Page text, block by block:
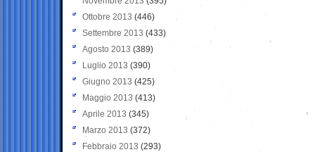
Ottobre 2013 (446)
Settembre 2013 (433)
Agosto 2013 (389)
Luglio 2013 (390)
Giugno 2013 (425)
Maggio 2013 (413)
Aprile 2013 (345)
Marzo 2013 (372)
Febbraio 2013 (293)